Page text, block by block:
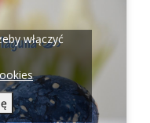
włączyć